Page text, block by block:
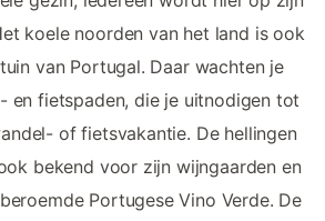
koele noorden van het land is ook
van Portugal. Daar wachten je
en fietspaden, die je uitnodigen tot
of fietsvakantie. De hellingen
bekend voor zijn wijngaarden en
Portugese Vino Verde. De